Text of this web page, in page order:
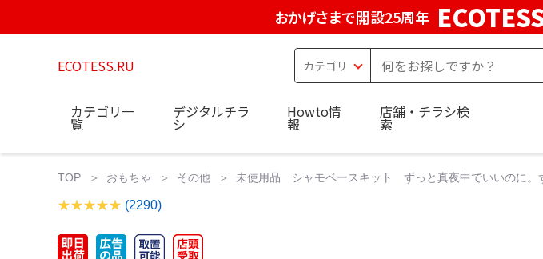
おかげさまで開設25周年
ECOTESS.RU
カテゴリ一
覧
デジタルチラ
シ
Howto情
報
店舗・チラシ検
索
TOP おもちゃ その他 未使用品 シャモベースキット ずっと真夜中でいいのに。
(2290)